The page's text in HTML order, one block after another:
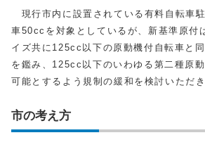
現行市内に設置されている有料自転車
車50ccを対象としているが、新基準原付
イズ共に125cc以下の原動機付自転車と
を鑑み、125cc以下のいわゆる第二種原
可能とするよう規制の緩和を検討いただき
市の考え方